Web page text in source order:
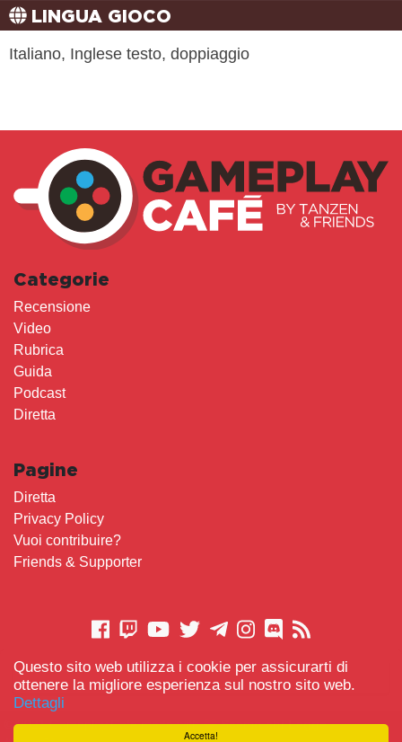
Accetta!
Questo sito web utilizza i cookie per assicurarti di
ottenere la migliore esperienza sul nostro sito web.
Dettagli
LINGUA GIOCO
Italiano, Inglese testo, doppiaggio
Categorie
Recensione
Video
Rubrica
Guida
Podcast
Diretta
Pagine
Diretta
Privacy Policy
Vuoi contribuire?
Friends & Supporter
CONTATTACI
© 2021 Gameplay.Cafe made with Scemo chi Legge-